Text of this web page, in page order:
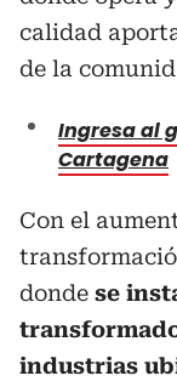
calidad
de la
Ingresa al
Cartagena
Con el
donde se
industrias